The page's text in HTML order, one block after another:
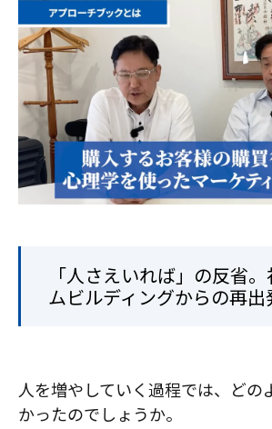
「人さえいれば」の反省
ムビルディングからの再出
人を増やしていく過程では、どの
かったのでしょうか。